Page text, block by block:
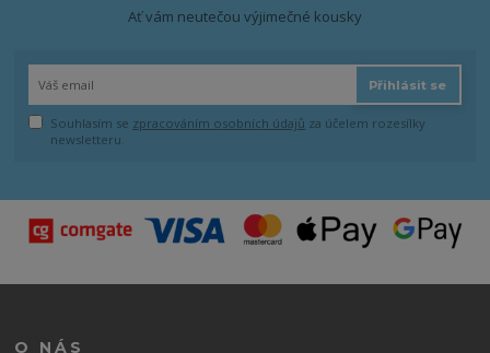
Ať vám neutečou výjimečné kousky
Přihlásit se
Souhlasím se zpracováním osobních údajů za účelem rozesílky
newsletteru.
O NÁS